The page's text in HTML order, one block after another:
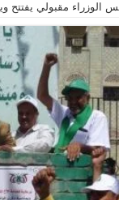
الوزراء مقبولي يفتتح